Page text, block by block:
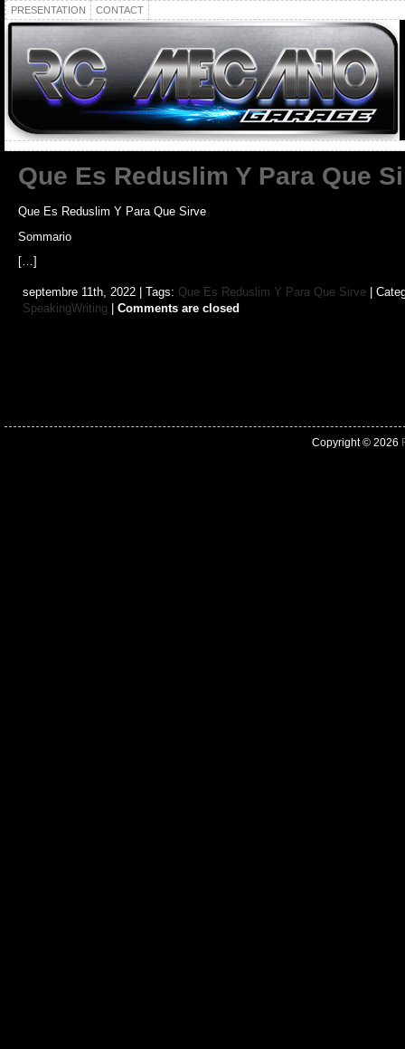
PRESENTATION CONTACT
Que Es Reduslim Y Para Que
Que Es Reduslim Y Para Que Sirve
Sommario
[…]
septembre 11th, 2022 | Tags: Que Es Reduslim Y Para Que Sirve|
SpeakingWriting
Comments are closed
Copyright © 2026